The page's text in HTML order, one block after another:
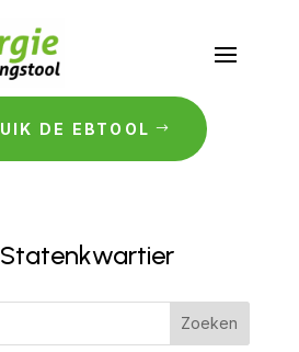
DE EBTOOL
Zoeken